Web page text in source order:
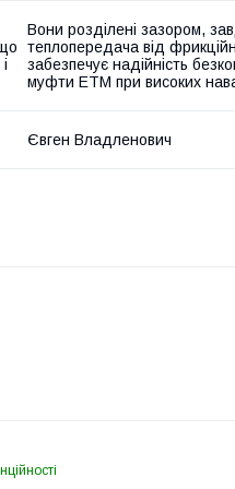
Вони розділені зазором,
теплопередача від
забезпечує надійність
муфти ЕТМ при високих
Євген Владленович